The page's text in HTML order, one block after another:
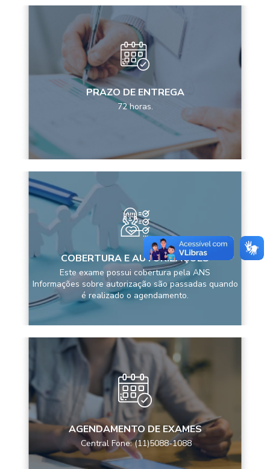
PRAZO DE ENTREGA
72 horas.
COBERTURA E AUTORIZAÇÕES
Este exame possui cobertura pela ANS
Informações sobre autorização são passadas quando
é realizado o agendamento.
AGENDAMENTO DE EXAMES
Central Fone: (11)5088-1088